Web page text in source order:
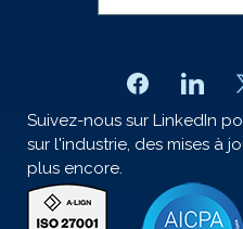
Suivez-nous sur LinkedIn
sur l'industrie, des mises à
plus encore.